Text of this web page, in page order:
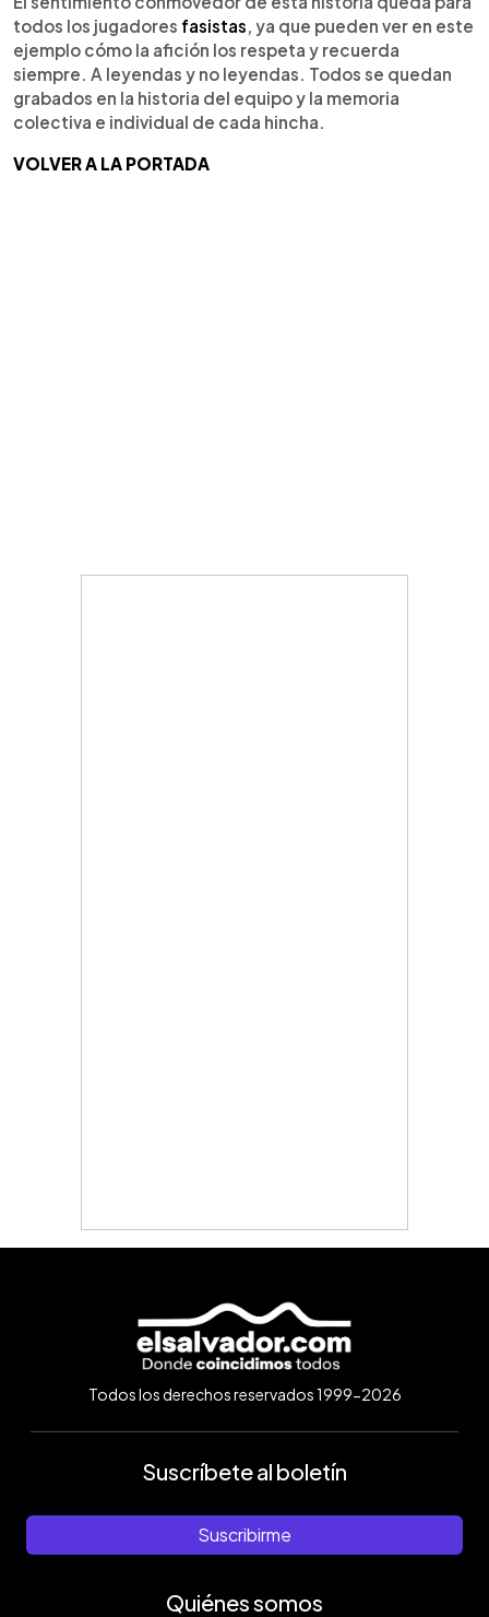
todos los jugadores fasistas, ya que pueden ver en este
ejemplo cómo la afición los respeta y recuerda
siempre. A leyendas y no leyendas. Todos se quedan
grabados en la historia del equipo y la memoria
colectiva e individual de cada hincha.
VOLVER A LA PORTADA
Todos los derechos reservados 1999-2026
Suscríbete al boletín
Suscribirme
Quiénes somos